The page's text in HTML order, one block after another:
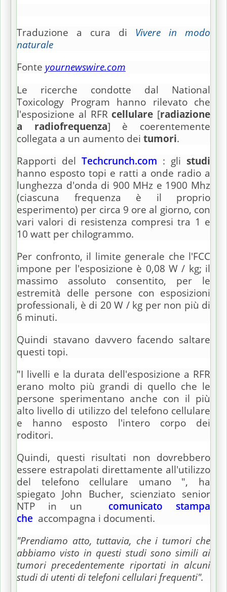
Traduzione a cura di Vivere in modo
naturale
Fonte yournewswire.com
Le ricerche condotte dal National
Toxicology Program hanno rilevato che
l'esposizione al RFRcellulare [radiazione
a radiofrequenza] è coerentemente
collegata a un aumento dei tumori.
Rapporti del Techcrunch.com : gli studi
hanno esposto topi e ratti a onde radio a
lunghezza d'onda di 900 MHz e 1900 Mhz
(ciascuna frequenza è il proprio
esperimento) per circa 9 ore al giorno, con
vari valori di resistenza compresi tra 1 e
10 watt per chilogrammo.
Per confronto, il limite generale che l'FCC
impone per l'esposizione è 0,08 W / kg; il
massimo assoluto consentito, per le
estremità delle persone con esposizioni
professionali, è di 20 W / kg per non più di
6 minuti.
Quindi stavano davvero facendo saltare
questi topi.
"I livelli e la durata dell'esposizione a RFR
erano molto più grandi di quello che le
persone sperimentano anche con il più
alto livello di utilizzo del telefono cellulare
e hanno esposto l'intero corpo dei
roditori.
Quindi, questi risultati non dovrebbero
essere estrapolati direttamente all'utilizzo
del telefono cellulare umano ", ha
spiegato John Bucher, scienziato senior
NTP in un comunicato stampa
che accompagna i documenti.
"Prendiamo atto, tuttavia, che i tumori che
abbiamo visto in questi studi sono simili ai
tumori precedentemente riportati in alcuni
studi di utenti di telefoni cellulari frequenti".